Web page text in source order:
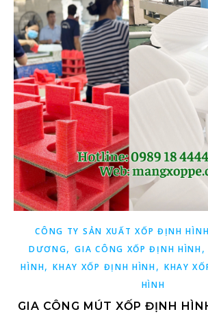
CÔNG TY SẢN XUẤT XỐP ĐỊNH
DƯƠNG,GIA CÔNG XỐP ĐỊNH HÌNH,
HÌNH,KHAY XỐP ĐỊNH HÌNH, KHAY
HÌNH
GIA CÔNG MÚT XỐP ĐỊNH